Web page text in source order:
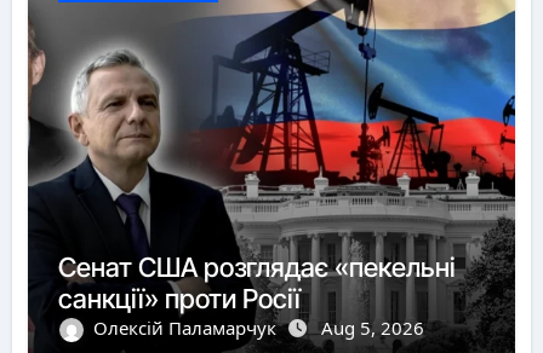
Сенат США розглядає «пекельні
санкції» проти Росії
Олексій Паламарчук Aug 5, 2026